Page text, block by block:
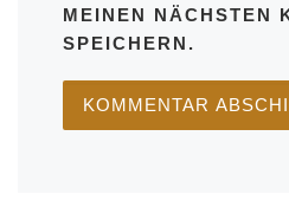
MEINEN NÄCHSTEN
SPEICHERN.